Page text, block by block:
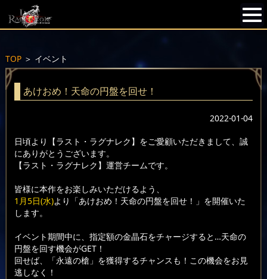
TOP＞ イベント
あけおめ！天命の円盤を回せ！
2022-01-04
日頃より【ラスト・ラグナレク】をご愛顧いただきまして、誠
にありがとうございます。
【ラスト・ラグナレク】運営チームです。
皆様に本作をお楽しみいただけるよう、
1月5日(水)より「あけおめ！天命の円盤を回せ！」を開催いた
します。
イベント期間中に、指定額の金晶石をチャージすると…天命の
円盤を回す機会がGET！
回せば、「永遠の槍」を獲得するチャンスも！この機会をお見
逃しなく！